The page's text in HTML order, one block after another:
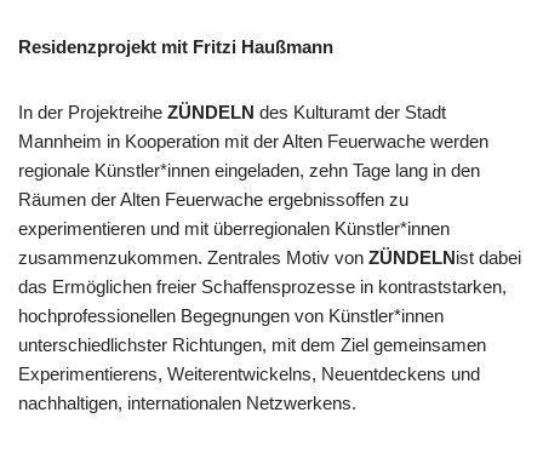
Residenzprojekt mit Fritzi Haußmann
In der Projektreihe ZÜNDELN des Kulturamt der Stadt
Mannheim in Kooperation mit der Alten Feuerwache werden
regionale Künstler*innen eingeladen, zehn Tage lang in den
Räumen der Alten Feuerwache ergebnissoffen zu
experimentieren und mit überregionalen Künstler*innen
zusammenzukommen. Zentrales Motiv von ZÜNDELNist dabei
das Ermöglichen freier Schaffensprozesse in kontraststarken,
hochprofessionellen Begegnungen von Künstler*innen
unterschiedlichster Richtungen, mit dem Ziel gemeinsamen
Experimentierens, Weiterentwickelns, Neuentdeckens und
nachhaltigen, internationalen Netzwerkens.